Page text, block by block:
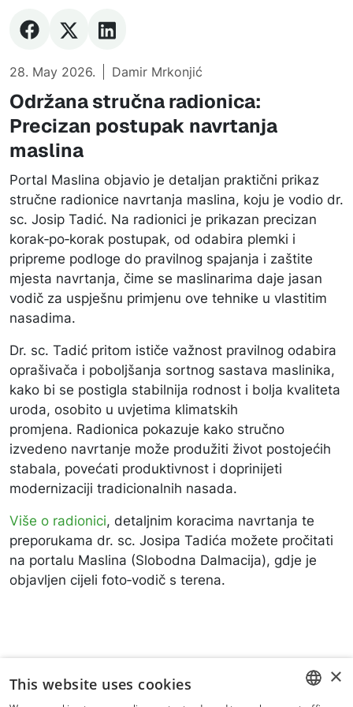
28. May 2026. Damir Mrkonjić
Održana stručna radionica:
Precizan postupak navrtanja
maslina
Portal Maslina objavio je detaljan praktični prikaz
stručne radionice navrtanja maslina, koju je vodio dr.
sc. Josip Tadić. Na radionici je prikazan precizan
korak‑po‑korak postupak, od odabira plemki i
pripreme podloge do pravilnog spajanja i zaštite
mjesta navrtanja, čime se maslinarima daje jasan
vodič za uspješnu primjenu ove tehnike u vlastitim
nasadima.
Dr. sc. Tadić pritom ističe važnost pravilnog odabira
oprašivača i poboljšanja sortnog sastava maslinika,
kako bi se postigla stabilnija rodnost i bolja kvaliteta
uroda, osobito u uvjetima klimatskih
promjena. Radionica pokazuje kako stručno
izvedeno navrtanje može produžiti život postojećih
stabala, povećati produktivnost i doprinijeti
modernizaciji tradicionalnih nasada.
Više o radionici, detaljnim koracima navrtanja te
preporukama dr. sc. Josipa Tadića možete pročitati
na portalu Maslina (Slobodna Dalmacija), gdje je
objavljen cijeli foto‑vodič s terena.
×
This website uses cookies